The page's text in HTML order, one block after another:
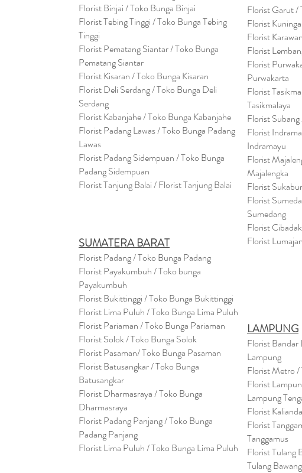
Florist Binjai / Toko Bunga Binjai
Florist Tebing Tinggi / Toko Bunga Tebing
Tinggi
Florist Pematang Siantar / Toko Bunga
Pematang Siantar
Florist Kisaran / Toko Bunga Kisaran
Florist Deli Serdang / Toko Bunga Deli
Serdang
Florist Kabanjahe / Toko Bunga Kabanjahe
Florist Padang Lawas / Toko Bunga Padang
Lawas
Florist Padang Sidempuan / Toko Bunga
Padang Sidempuan
Florist Tanjung Balai / Florist Tanjung Balai
SUMATERA BARAT
Florist Padang / Toko Bunga Padang
Florist Payakumbuh / Toko bunga
Payakumbuh
Florist Bukittinggi / Toko Bunga Bukittinggi
Florist Lima Puluh / Toko Bunga Lima Puluh
Florist Pariaman / Toko Bunga Pariaman
Florist Solok / Toko Bunga Solok
Florist Pasaman/ Toko Bunga Pasaman
Florist Batusangkar / Toko Bunga
Batusangkar
Florist Dharmasraya / Toko Bunga
Dharmasraya
Florist Padang Panjang / Toko Bunga
Padang Panjang
Florist Lima Puluh / Toko Bunga Lima Puluh
Florist Garut /
Florist
Florist
Florist
Florist
Purwakarta
Florist
Tasikmalaya
Florist
Florist
Indramayu
Florist
Majalengka
Florist
Florist
Sumedang
Florist
Florist
LAMPUNG
Florist Bandar
Lampung
Florist Metro /
Florist
Lampung
Florist
Florist
Tanggamus
Florist Tulang
Tulang Bawang